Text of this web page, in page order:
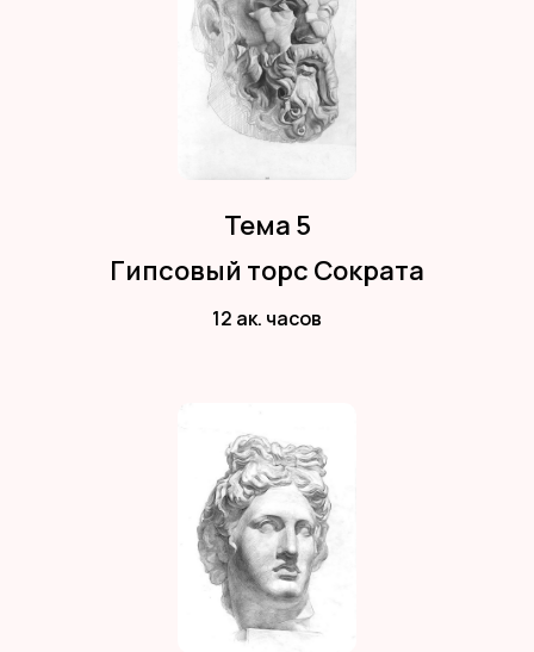
Тема 5
Гипсовый торс Сократа
12 ак. часов